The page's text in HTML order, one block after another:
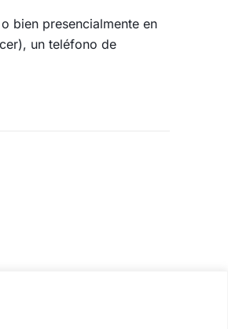
bien presencialmente en
un teléfono de